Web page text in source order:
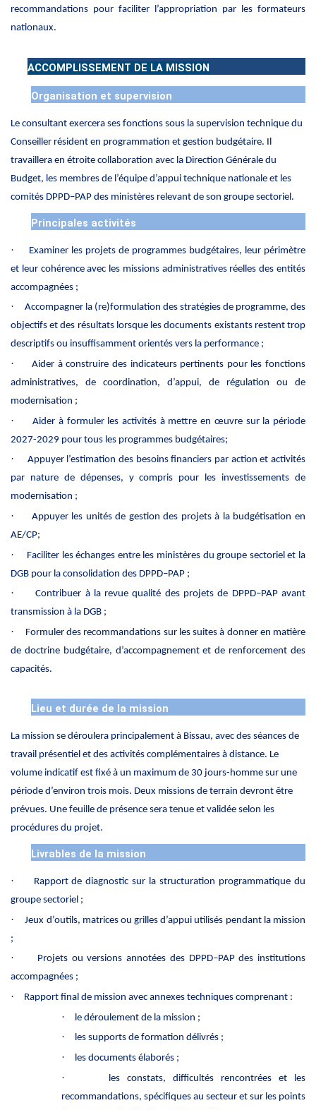
recommandations pour faciliter l’appropriation par les formateurs
nationaux.
ACCOMPLISSEMENT DE LA MISSION
Organisation et supervision
Le consultant exercera ses fonctions sous la supervision technique du
Conseiller résident en programmation et gestion budgétaire. Il
travaillera en étroite collaboration avec la Direction Générale du
Budget, les membres de l’équipe d’appui technique nationale et les
comités DPPD–PAP des ministères relevant de son groupe sectoriel.
Principales activités
·
Examiner les projets de programmes budgétaires, leur périmètre
et leur cohérence avec les missions administratives réelles des entités
accompagnées ;
·
Accompagner la (re)formulation des stratégies de programme, des
objectifs et des résultats lorsque les documents existants restent trop
descriptifs ou insuffisamment orientés vers la performance ;
·
Aider à construire des indicateurs pertinents pour les fonctions
administratives, de coordination, d’appui, de régulation ou de
modernisation ;
·
Aider à formuler les activités à mettre en œuvre sur la période
2027-2029 pour tous les programmes budgétaires;
·
Appuyer l’estimation des besoins financiers par action et activités
par nature de dépenses, y compris pour les investissements de
modernisation ;
·
Appuyer les unités de gestion des projets à la budgétisation en
AE/CP;
·
Faciliter les échanges entre les ministères du groupe sectoriel et la
DGB pour la consolidation des DPPD–PAP ;
·
Contribuer à la revue qualité des projets de DPPD–PAP avant
transmission à la DGB ;
·
Formuler des recommandations sur les suites à donner en matière
de doctrine budgétaire, d’accompagnement et de renforcement des
capacités.
Lieu et durée de la mission
La mission se déroulera principalement à Bissau, avec des séances de
travail présentiel et des activités complémentaires à distance. Le
volume indicatif est fixé à un maximum de 30 jours-homme sur une
période d’environ trois mois. Deux missions de terrain devront être
prévues. Une feuille de présence sera tenue et validée selon les
procédures du projet.
Livrables de la mission
·
Rapport de diagnostic sur la structuration programmatique du
groupe sectoriel ;
·
Jeux d’outils, matrices ou grilles d’appui utilisés pendant la mission
;
·
Projets ou versions annotées des DPPD–PAP des institutions
accompagnées ;
· Rapport final de mission avec annexes techniques comprenant :
· le déroulement de la mission ;
· les supports de formation délivrés ;
· les documents élaborés ;
·
les constats, difficultés rencontrées et les
recommandations, spécifiques au secteur et sur les points